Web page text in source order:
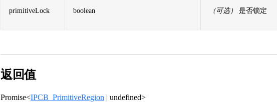
primitiveLock boolean （可选） 是否锁定
返回值
Promise<IPCB_PrimitiveRegion | undefined>